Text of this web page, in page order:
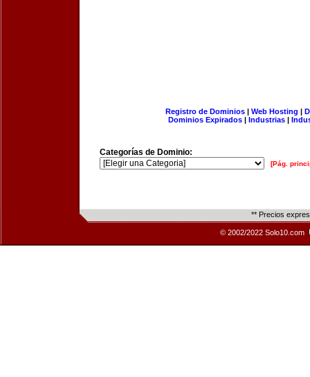
Registro de Dominios| Web Hosting |
Dominios Expirados | Industrias |
Categorías de Dominio:
[Pág.
** Precios
© 2002/2022 Solo10.com